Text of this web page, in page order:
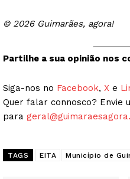
© 2026 Guimarães, agora!
Partilhe a sua opinião nos
Siga-nos no Facebook, X e
Quer falar connosco? Envie
para
TAGS EITA Município de